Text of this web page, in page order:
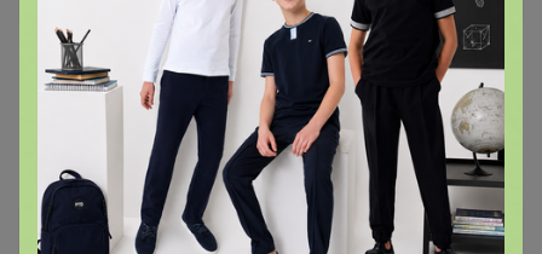
19 января, 2024 18:31 1
Елены Стасовой
ВиЛаДаДи